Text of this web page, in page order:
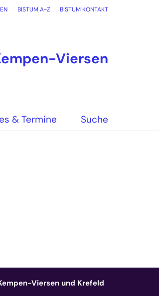
BISTUM A-Z BISTUM KONTAKT
Viersen
& Termine Suche
Viersen und Krefeld